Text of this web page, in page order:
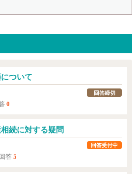
ついて
0
回答締切
続に対する疑問
答 5
回答受付中